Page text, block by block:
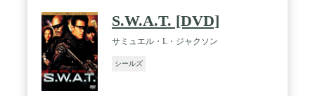
S.W.A.T. [DVD]
サミュエル・L・ジャクソン
シールズ